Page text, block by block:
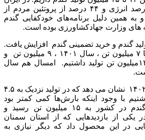
به طور میانگین ۴۰ درصد انرژی و ۴۴ درصد از پروتئین مردم از
همین دلیل برنامه‌های خودکفایی گندم
‌های وزارت جهادکشاورزی بوده است.
میزان تولید گندم و خرید تضمینی گندم افزایش یافت.
سال ۱۴۰۰ تولید تقریبا ۷ میلیون تن ، سال ۱۴۰۱ ، ۹ میلیون تن و
سال گذشته ۱۲.۵ تا ۱۳میلیون تن تولید داشتیم. امسال هم سال
مقایسه سال ۱۴۰۱ و ۱۴۰۲ نشان می دهد که در تولید نزدیک به ۴.۵
با وجود اینکه بارش‌ها کمی کمتر بود
امسال میزان تولید گندم در کشور به ۱۵ میلیون تن رسید و
یکی از بازدیدهایی که از استان سمنان
در این محصول داد که دیگر نیازی به